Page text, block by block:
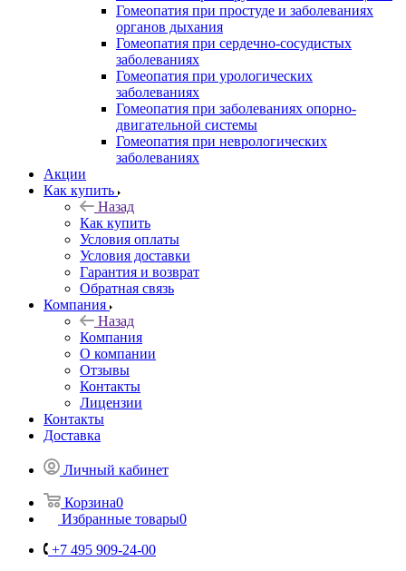
Гомеопатия при простуде и заболеваниях
органов дыхания
Гомеопатия при сердечно-сосудистых
заболеваниях
Гомеопатия при урологических
заболеваниях
Гомеопатия при заболеваниях опорно-
двигательной системы
Гомеопатия при неврологических
заболеваниях
Акции
Как купить
Назад
Как купить
Условия оплаты
Условия доставки
Гарантия и возврат
Обратная связь
Компания
Назад
Компания
О компании
Отзывы
Контакты
Лицензии
Контакты
Доставка
Личный кабинет
Корзина0
Избранные товары0
+7 495 909-24-00